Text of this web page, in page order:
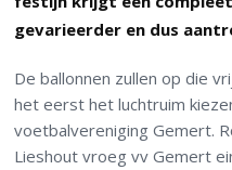
gevarieerder en dus
De ballonnen zullen op die
het eerst het luchtruim
voetbalvereniging Gemert.
Lieshout vroeg vv Gemert